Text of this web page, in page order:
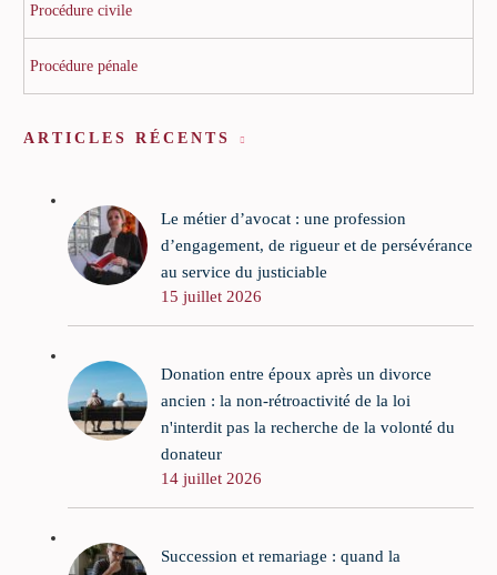
Procédure civile
Procédure pénale
ARTICLES RÉCENTS
Le métier d’avocat : une profession
d’engagement, de rigueur et de persévérance
au service du justiciable
15 juillet 2026
Donation entre époux après un divorce
ancien : la non-rétroactivité de la loi
n'interdit pas la recherche de la volonté du
donateur
14 juillet 2026
Succession et remariage : quand la